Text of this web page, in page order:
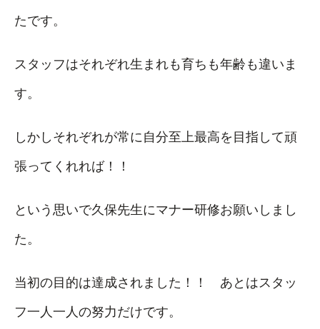
たです。
スタッフはそれぞれ生まれも育ちも年齢も違いま
す。
しかしそれぞれが常に自分至上最高を目指して頑
張ってくれれば！！
という思いで久保先生にマナー研修お願いしまし
た。
当初の目的は達成されました！！ あとはスタッ
フ一人一人の努力だけです。